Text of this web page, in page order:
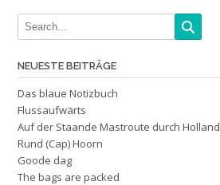
NEUESTE BEITRÄGE
Das blaue Notizbuch
Flussaufwärts
Auf der Staande Mastroute durch Holland
Rund (Cap) Hoorn
Goode dag
The bags are packed